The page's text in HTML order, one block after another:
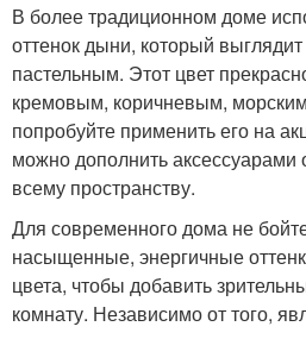
В более традиционном доме
оттенок дыни, который
пастельным. Этот цвет
кремовым, коричневым,
попробуйте применить его на
можно дополнить аксессуарами
всему пространству.
Для современного дома не
насыщенные, энергичные
цвета, чтобы добавить
комнату. Независимо от того,